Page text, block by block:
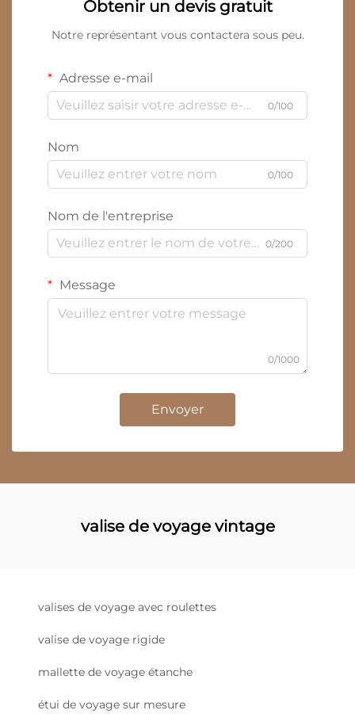
Obtenir un devis gratuit
Notre représentant vous contactera sous peu.
Adresse e-mail
0/100
Nom
0/100
Nom de l'entreprise
0/200
Message
0/1000
Envoyer
valise de voyage vintage
valises de voyage avec roulettes
valise de voyage rigide
mallette de voyage étanche
étui de voyage sur mesure